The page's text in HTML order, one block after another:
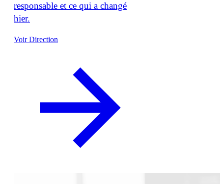
responsable et ce qui a changé
hier.
Voir Direction